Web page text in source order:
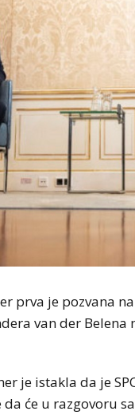
prva je pozvana
van der
je istakla da je
će u razgovoru